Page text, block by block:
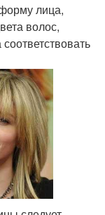
лица,
волос,